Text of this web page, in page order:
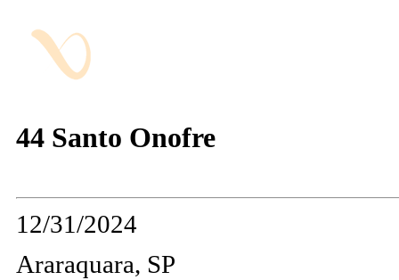
44 Santo Onofre
12/31/2024
Araraquara, SP